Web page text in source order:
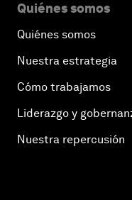
Quiénes somos
Quiénes somos
Nuestra estrategia
Cómo trabajamos
Liderazgo y
Nuestra repercusión